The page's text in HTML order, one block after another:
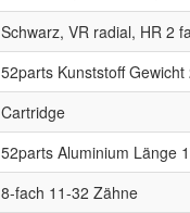
Schwarz, VR radial, HR 2
52parts Kunststoff Gewicht
Cartridge
52parts Aluminium Länge
8-fach 11-32 Zähne